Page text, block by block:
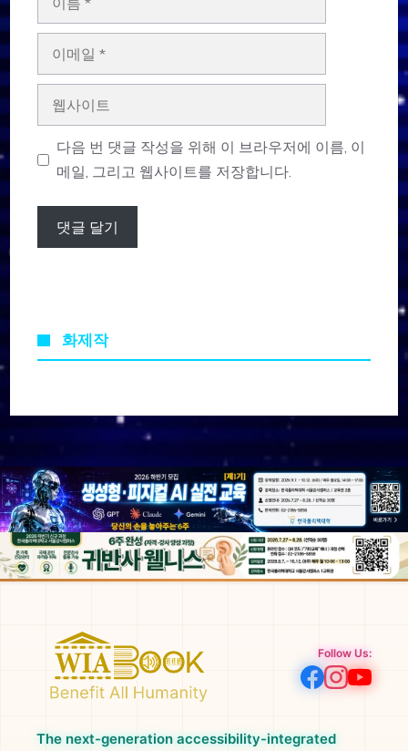
트
다음 번 댓글 작성을 위해 이 브라우저에 이름, 이
메일, 그리고 웹사이트를 저장합니다.
화제작
Follow Us:
The next-generation accessibility-integrated